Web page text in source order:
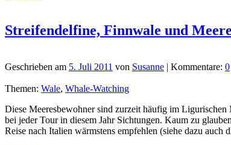
Streifendelfine, Finnwale und
Geschrieben am 5. Juli 2011 von Susanne | Kommentare: 0
Themen: Wale, Whale-Watching
Diese Meeresbewohner sind zurzeit häufig im
bei jeder Tour in diesem Jahr Sichtungen. Kaum zu
Reise nach Italien wärmstens empfehlen (siehe dazu